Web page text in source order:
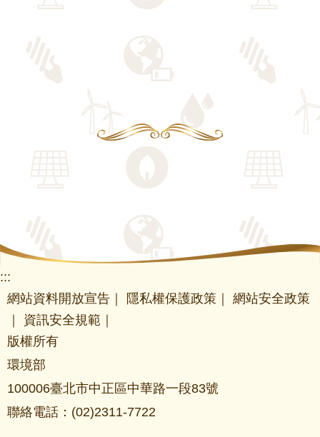
:::
網站資料開放宣告 ｜ 隱私權保護政策 ｜ 網站安全政策
｜ 資訊安全規範 ｜
版權所有
環境部
100006臺北市中正區中華路一段83號
聯絡電話：(02)2311-7722